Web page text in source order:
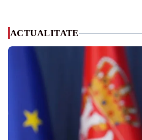
ACTUALITATE